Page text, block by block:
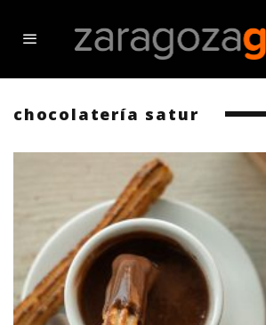
chocolatería satur